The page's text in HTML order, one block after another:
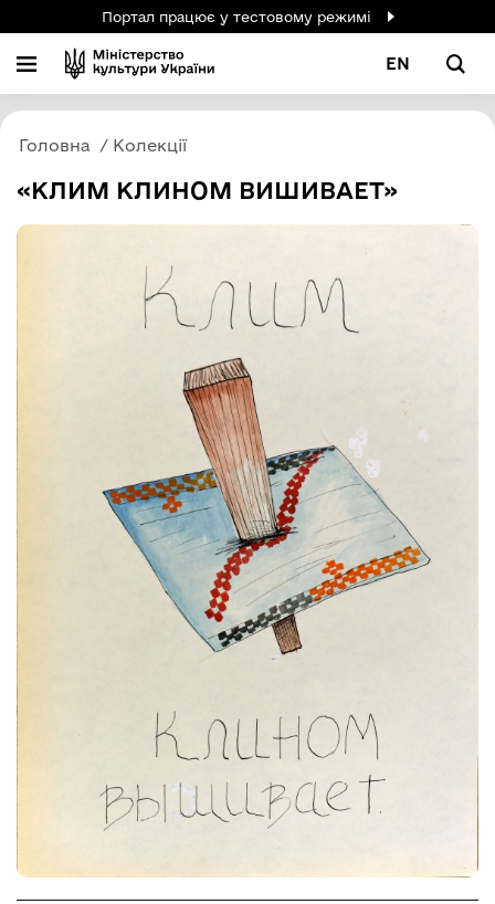
Портал працює у тестовому режимі
EN
Головна Колекції
«КЛИМ КЛИНОМ ВИШИВАЕТ»